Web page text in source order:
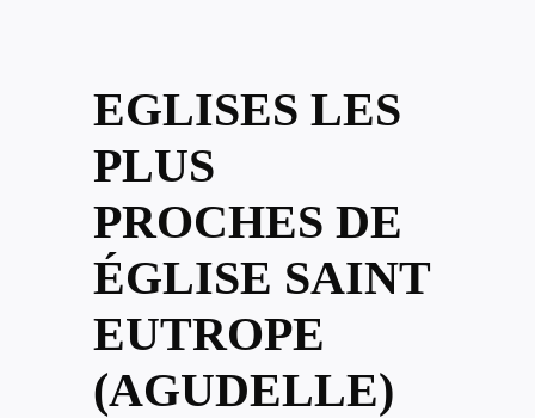
EGLISES LES
PLUS
PROCHES DE
ÉGLISE SAINT
EUTROPE
(AGUDELLE)